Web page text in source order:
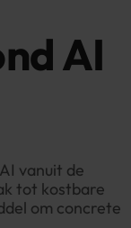
AI
vanuit de
tot kostbare
om concrete